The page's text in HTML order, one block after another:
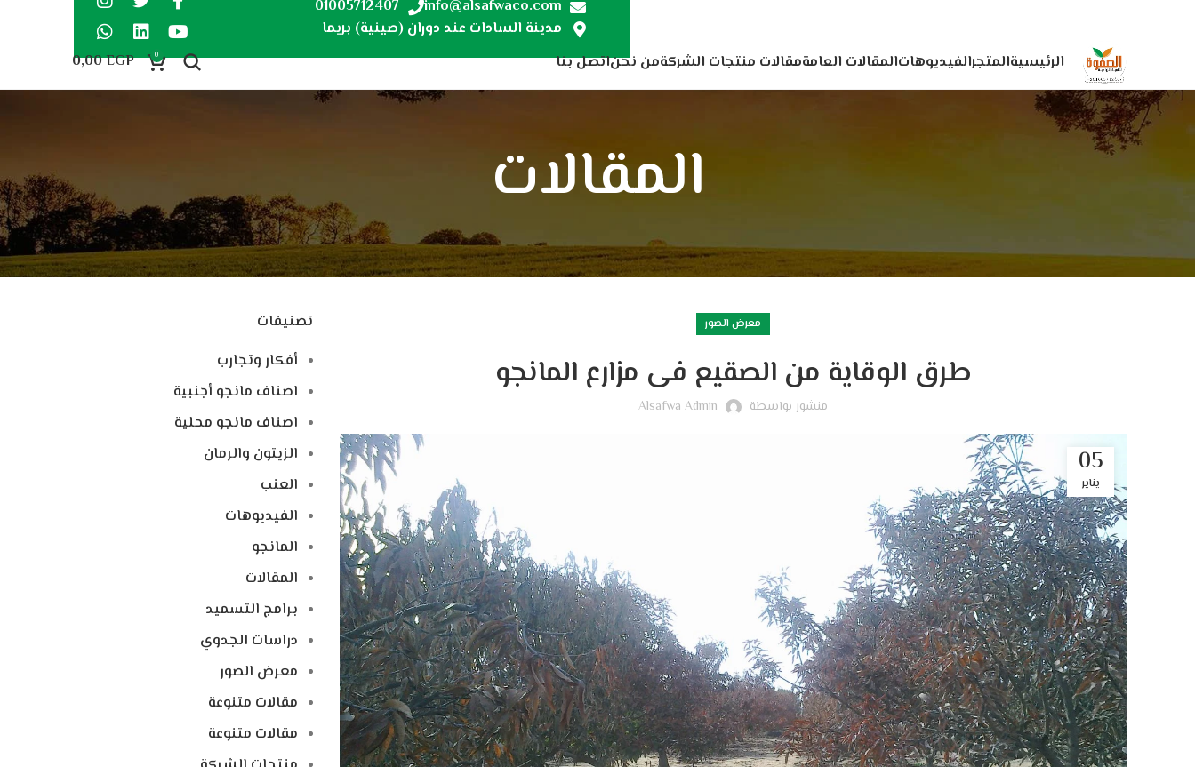
info@alsafwaco.com
01005712407
مدينة السادات عند دوران (صينية) بريما
الرئيسيةالمتجرالفيديوهاتالمقالات العامةمقالات منتجات الشركةمن نحناتصل بنا 0
0,00EGP
المقالات
معرض الصور
طرق الوقاية من الصقيع فى مزارع المانجو
منشور بواسطة Alsafwa Admin
05
يناير
تصنيفات
أفكار وتجارب
اصناف مانجو أجنبية
اصناف مانجو محلية
الزيتون والرمان
العنب
الفيديوهات
المانجو
المقالات
برامج التسميد
دراسات الجدوي
معرض الصور
مقالات متنوعة
مقالات متنوعة